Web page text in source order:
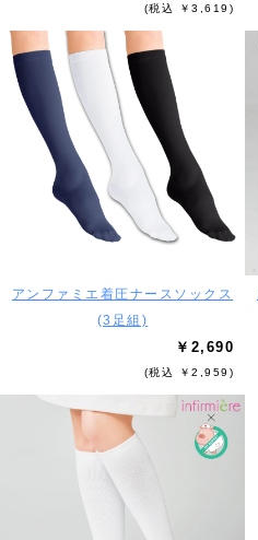
(税込 ￥3,619)
アンファミエ着圧ナースソックス
(3足組)
￥2,690
(税込 ￥2,959)